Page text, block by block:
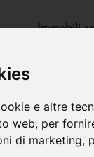
e altre
web, per
di marketing,
Immobili